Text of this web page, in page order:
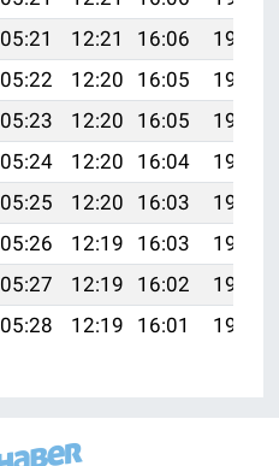
05:21 12:21 16:06
19:10
05:22 12:20 16:05
19:08
05:23 12:20 16:05
19:07
05:24 12:20 16:04
19:06
05:25 12:20 16:03
19:04
05:26 12:19 16:03
19:03
05:27 12:19 16:02
19:02
05:28 12:19 16:01 19:00